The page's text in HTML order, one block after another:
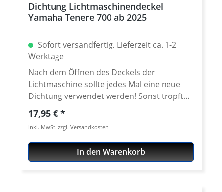
Dichtung Lichtmaschinendeckel
Yamaha Tenere 700 ab 2025
Sofort versandfertig, Lieferzeit ca. 1-2
Werktage
Nach dem Öffnen des Deckels der
Lichtmaschine sollte jedes Mal eine neue
Dichtung verwendet werden! Sonst tropft
es... Dichtet das Kurbelgehäuse zum Motor
Seitendeckel ab. Erstausrüster Qualität!
Wasserstrahl-geschnittene Dichtung.
Passend für alle: Yamaha Tenere 700 ab
2025 Yamaha Tenere 700 Rally ab 2025
Regulärer Preis:
17,95 €
inkl. MwSt. zzgl. Versandkosten
In den Warenkorb